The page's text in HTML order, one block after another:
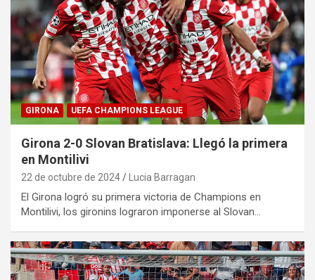
GIRONA UEFA CHAMPIONS LEAGUE
Girona 2-0 Slovan Bratislava: Llegó la primera
en Montilivi
22 de octubre de 2024 Lucia Barragan
El Girona logró su primera victoria de Champions en
Montilivi, los gironins lograron imponerse al Slovan…